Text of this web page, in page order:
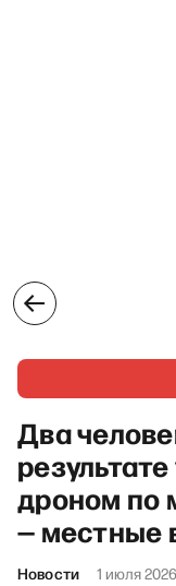
Два
дроном по
— местные
Новости 1 июля 2026